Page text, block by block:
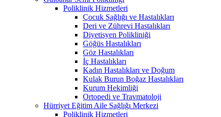
Poliklinik Hizmetleri
Çocuk Sağlığı ve Hastalıkları
Deri ve Zührevi Hastalıkları
Diyetisyen Polikliniği
Göğüs Hastalıkları
Göz Hastalıkları
İç Hastalıkları
Kadın Hastalıkları ve Doğum
Kulak Burun Boğaz Hastalıkları
Kurum Hekimliği
Ortopedi ve Travmatoloji
Hürriyet Eğitim Aile Sağlığı Merkezi
Poliklinik Hizmetleri